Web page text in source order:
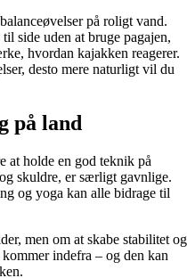
på roligt vand.
side uden at bruge pagajen,
hvordan kajakken reagerer.
desto mere naturligt vil du
på land
at holde en god teknik på
skuldre, er særligt gavnlige.
og yoga kan alle bidrage til
men om at skabe stabilitet og
indefra – og den kan